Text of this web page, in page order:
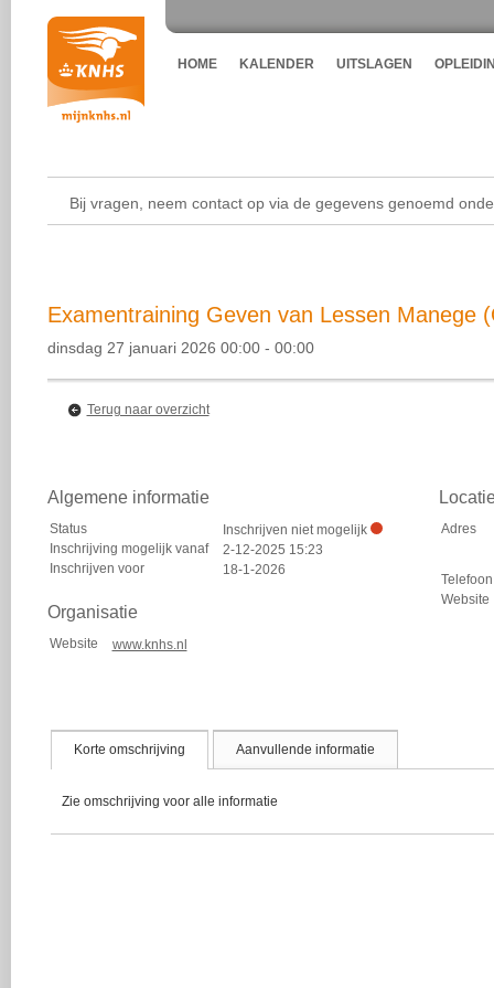
HOME KALENDER UITSLAGEN
Bij vragen, neem contact op via de gegevens genoemd
Examentraining Geven van Lessen Manege
dinsdag 27 januari 2026 00:00 - 00:00
Terug naar overzicht
Algemene informatie
Status
Inschrijven niet mogelijk
Inschrijving mogelijk vanaf
2-12-2025 15:23
Inschrijven voor
18-1-2026
Organisatie
Website www.knhs.nl
Adres
Telefoon
Website
Korte omschrijving Aanvullende informatie
Zie omschrijving voor alle informatie